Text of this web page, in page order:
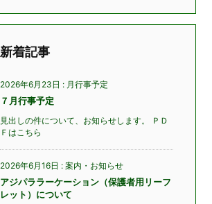
新着記事
2026年6月23日 : 月行事予定
７月行事予定
見出しの件について、お知らせします。 ＰＤ
Ｆはこちら
2026年6月16日 : 案内・お知らせ
アジパララーケーション（保護者用リーフ
レット）について